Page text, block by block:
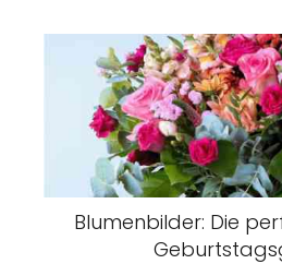
Blumenbilder: Die